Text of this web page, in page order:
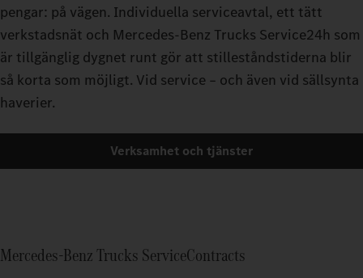
pengar: på vägen. Individuella serviceavtal, ett tätt
verkstadsnät och Mercedes-Benz Trucks Service24h som
är tillgänglig dygnet runt gör att stilleståndstiderna blir
så korta som möjligt. Vid service – och även vid sällsynta
haverier.
Verksamhet och tjänster
Mercedes‑Benz Trucks ServiceContracts